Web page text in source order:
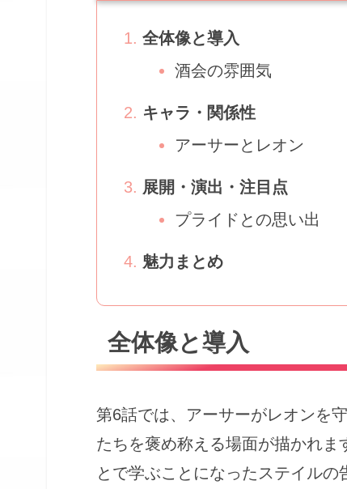
全体像と導入
酒会の雰囲気
キャラ・関係性
アーサーとレオン
展開・演出・注目点
プライドとの思い出
魅力まとめ
全体像と導入
第6話では、アーサーがレオンを
たちを褒め称える場面が描かれ
とで学ぶことになったステイル